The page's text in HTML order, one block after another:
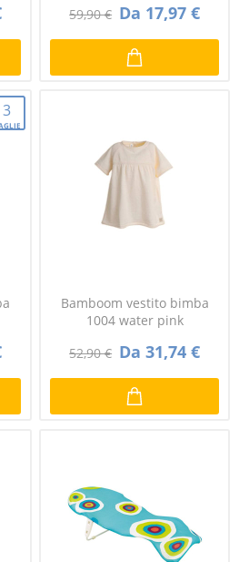
59,90 € Da 17,97 €
3
Bamboom vestito bimba
1004 water pink
52,90 € Da 31,74 €